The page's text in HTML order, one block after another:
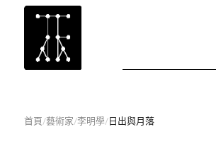
首頁/藝術家/李明學/日出與月落